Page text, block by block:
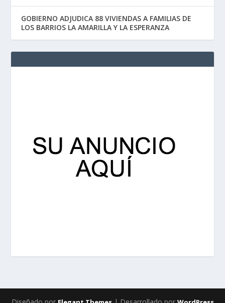
GOBIERNO ADJUDICA 88 VIVIENDAS A FAMILIAS DE
LOS BARRIOS LA AMARILLA Y LA ESPERANZA